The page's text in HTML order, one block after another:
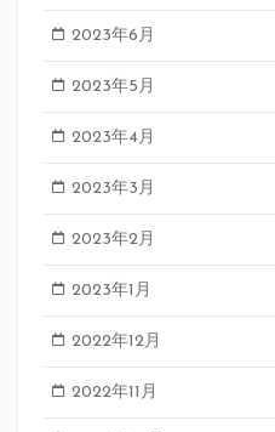
2023年6月
2023年5月
2023年4月
2023年3月
2023年2月
2023年1月
2022年12月
2022年11月